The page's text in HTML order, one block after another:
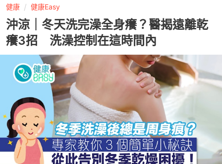
健康 健康Easy
沖涼｜冬天洗完澡全身癢？醫揭遠離乾
癢3招 洗澡控制在這時間內